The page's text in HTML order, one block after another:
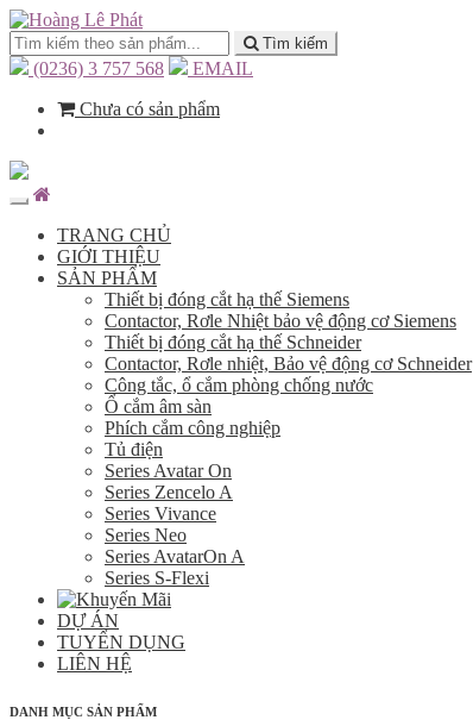
Tìm kiếm
(0236) 3 757 568
EMAIL
Chưa có sản phẩm
TRANG CHỦ
GIỚI THIỆU
SẢN PHẨM
Thiết bị đóng cắt hạ thế Siemens
Contactor, Rơle Nhiệt bảo vệ động cơ Siemens
Thiết bị đóng cắt hạ thế Schneider
Contactor, Rơle nhiệt, Bảo vệ động cơ Schneider
Công tắc, ổ cắm phòng chống nước
Ổ cắm âm sàn
Phích cắm công nghiệp
Tủ điện
Series Avatar On
Series Zencelo A
Series Vivance
Series Neo
Series AvatarOn A
Series S-Flexi
DỰ ÁN
TUYỂN DỤNG
LIÊN HỆ
DANH MỤC SẢN PHẨM